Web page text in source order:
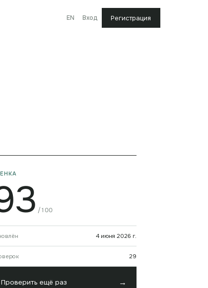
EN Вход Регистрация
/100
4 июня 2026 г.
29
Проверить ещё раз →